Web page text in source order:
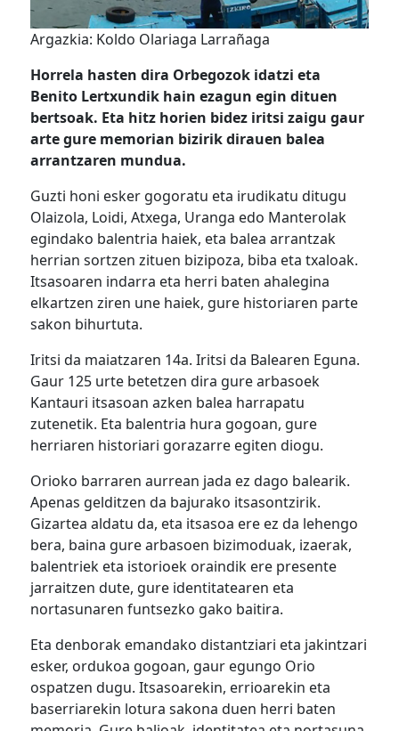
Argazkia: Koldo Olariaga Larrañaga
Horrela hasten dira Orbegozok idatzi eta
Benito Lertxundik hain ezagun egin dituen
bertsoak. Eta hitz horien bidez iritsi zaigu gaur
arte gure memorian bizirik dirauen balea
arrantzaren mundua.
Guzti honi esker gogoratu eta irudikatu ditugu
Olaizola, Loidi, Atxega, Uranga edo Manterolak
egindako balentria haiek, eta balea arrantzak
herrian sortzen zituen bizipoza, biba eta txaloak.
Itsasoaren indarra eta herri baten ahalegina
elkartzen ziren une haiek, gure historiaren parte
sakon bihurtuta.
Iritsi da maiatzaren 14a. Iritsi da Balearen Eguna.
Gaur 125 urte betetzen dira gure arbasoek
Kantauri itsasoan azken balea harrapatu
zutenetik. Eta balentria hura gogoan, gure
herriaren historiari gorazarre egiten diogu.
Orioko barraren aurrean jada ez dago balearik.
Apenas gelditzen da bajurako itsasontzirik.
Gizartea aldatu da, eta itsasoa ere ez da lehengo
bera, baina gure arbasoen bizimoduak, izaerak,
balentriek eta istorioek oraindik ere presente
jarraitzen dute, gure identitatearen eta
nortasunaren funtsezko gako baitira.
Eta denborak emandako distantziari eta jakintzari
esker, ordukoa gogoan, gaur egungo Orio
ospatzen dugu. Itsasoarekin, errioarekin eta
baserriarekin lotura sakona duen herri baten